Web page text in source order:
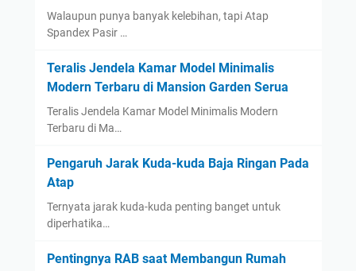
Walaupun punya banyak kelebihan, tapi Atap
Spandex Pasir …
Teralis Jendela Kamar Model Minimalis
Modern Terbaru di Mansion Garden Serua
Teralis Jendela Kamar Model Minimalis Modern
Terbaru di Ma…
Pengaruh Jarak Kuda-kuda Baja Ringan Pada
Atap
Ternyata jarak kuda-kuda penting banget untuk
diperhatika…
Pentingnya RAB saat Membangun Rumah